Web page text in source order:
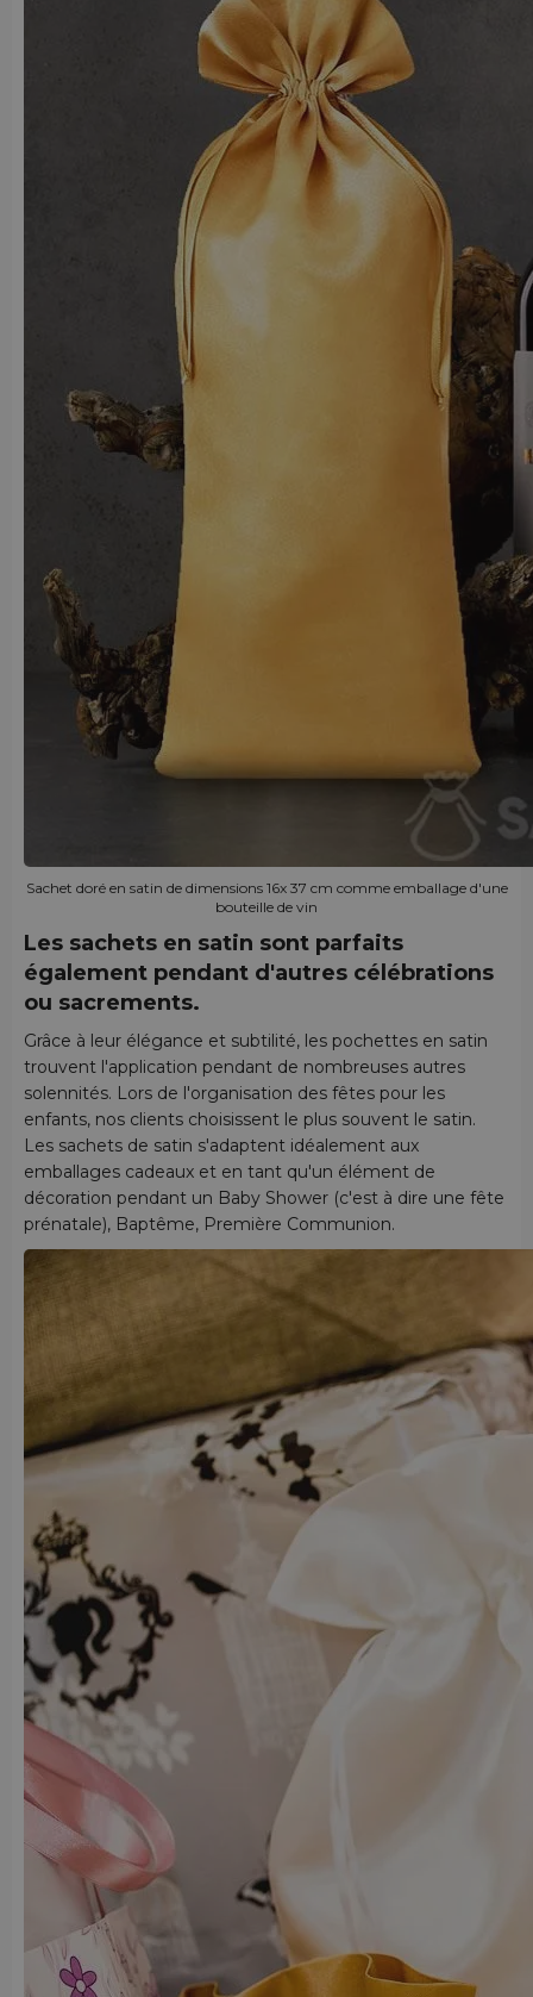
Sachet doré en satin de dimensions 16x 37 cm comme emballage d'une
bouteille de vin
Les sachets en satin sont parfaits
également pendant d'autres célébrations
ou sacrements.
Grâce à leur élégance et subtilité, les pochettes en satin
trouvent l'application pendant de nombreuses autres
solennités. Lors de l'organisation des fêtes pour les
enfants, nos clients choisissent le plus souvent le satin.
Les sachets de satin s'adaptent idéalement aux
emballages cadeaux et en tant qu'un élément de
décoration pendant un Baby Shower (c'est à dire une fête
prénatale), Baptême, Première Communion.